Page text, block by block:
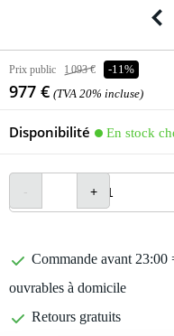
Prix public 1 093 € -11%
977 € (TVA 20% incluse)
Disponibilité En stock
Commande avant
ouvrables à domicile
Retours gratuits